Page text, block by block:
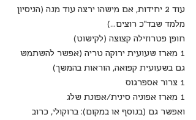
עוד 2 יחידות, אם מישהו ירצה עוד מנה (הניסיון
מלמד שבד"כ רוצים...)
חופן פטרוזילה קצוצה (לקישוט)
1 מארז שעועית ירוקה טריה (אפשר להשתמש
גם בשעועית קפואה, הוראות בהמשך)
1 צרור אספרגוס
1 מארז אפוניה סינית/אפונת שלג
ואפשר גם (בנוסף או במקום): ברוקולי, כרוב